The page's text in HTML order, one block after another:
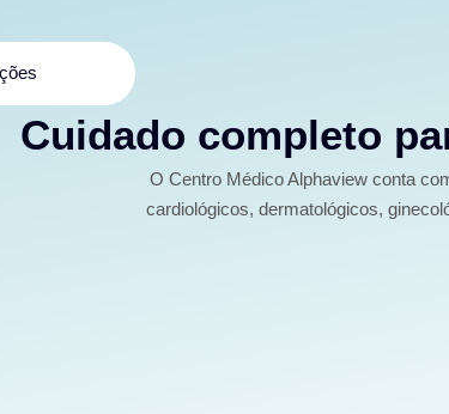
Cuidado completo
O Centro Médico Alphaview conta
cardiológicos, dermatológicos,